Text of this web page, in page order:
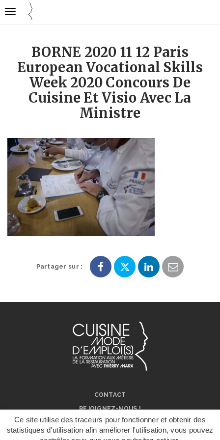
Gestion des traceurs
Ce site utilise des traceurs pour fonctionner et obtenir des
statistiques d'utilisation afin améliorer l'utilisation, vous pouvez
Cuisine
emploi
DÉPOSER UN
Ouvrir
BORNE 2020 11 12 Paris
European Vocational Skills
Week 2020 Concours De
Cuisine Et Visio Avec La
Ministre
Partager sur :
Partager
Facebook
Partager
Twitter
Partager
LinkedIn
Partager
e-
CONTACT
REJOIGNEZ-NOUS !
NOS RÉSEAUX SOCIAUX
ON PARLE DE NOUS !